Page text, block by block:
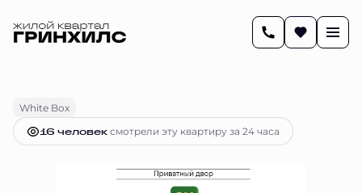
2-комнатная54 м 11 391 761 руб.
White Box
16 человексмотрели эту квартиру за 24 часа